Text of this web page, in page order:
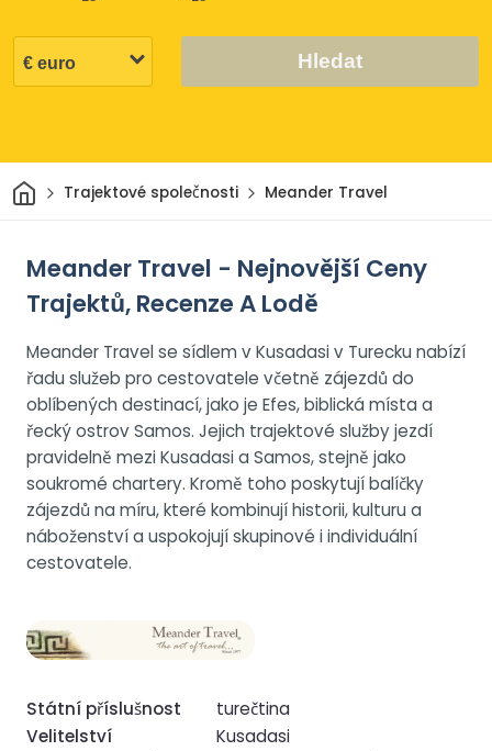
Hledat
Domov
Trajektové společnosti Meander Travel
Meander Travel - Nejnovější Ceny
Trajektů, Recenze A Lodě
Meander Travel se sídlem v Kusadasi v Turecku nabízí
řadu služeb pro cestovatele včetně zájezdů do
oblíbených destinací, jako je Efes, biblická místa a
řecký ostrov Samos. Jejich trajektové služby jezdí
pravidelně mezi Kusadasi a Samos, stejně jako
soukromé chartery. Kromě toho poskytují balíčky
zájezdů na míru, které kombinují historii, kulturu a
náboženství a uspokojují skupinové i individuální
cestovatele.
Státní příslušnost
turečtina
Velitelství
Kusadasi